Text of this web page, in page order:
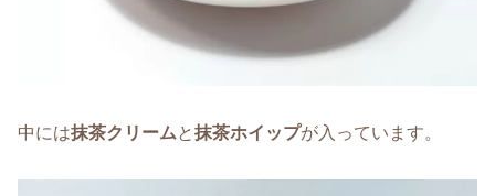
中には抹茶クリームと抹茶ホイップが入っています。